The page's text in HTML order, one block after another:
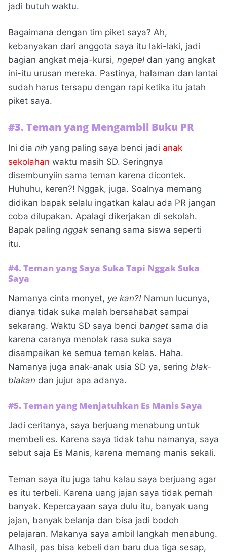
jadi butuh waktu.
Bagaimana dengan tim piket saya? Ah,
kebanyakan dari anggota saya itu laki-laki, jadi
bagian angkat meja-kursi, ngepel dan yang angkat
ini-itu urusan mereka. Pastinya, halaman dan lantai
sudah harus tersapu dengan rapi ketika itu jatah
piket saya.
#3. Teman yang Mengambil Buku PR
Ini dia nih yang paling saya benci jadi anak
sekolahan waktu masih SD. Seringnya
disembunyiin sama teman karena dicontek.
Huhuhu, keren?! Nggak, juga. Soalnya memang
didikan bapak selalu ingatkan kalau ada PR jangan
coba dilupakan. Apalagi dikerjakan di sekolah.
Bapak paling nggak senang sama siswa seperti
itu.
#4. Teman yang Saya Suka Tapi Nggak Suka
Saya
Namanya cinta monyet, ye kan?! Namun lucunya,
dianya tidak suka malah bersahabat sampai
sekarang. Waktu SD saya benci banget sama dia
karena caranya menolak rasa suka saya
disampaikan ke semua teman kelas. Haha.
Namanya juga anak-anak usia SD ya, sering blak-
blakan dan jujur apa adanya.
#5. Teman yang Menjatuhkan Es Manis Saya
Jadi ceritanya, saya berjuang menabung untuk
membeli es. Karena saya tidak tahu namanya, saya
sebut saja Es Manis, karena memang manis sekali.
Teman saya itu juga tahu kalau saya berjuang agar
es itu terbeli. Karena uang jajan saya tidak pernah
banyak. Kepercayaan saya dulu itu, banyak uang
jajan, banyak belanja dan bisa jadi bodoh
pelajaran. Makanya saya ambil langkah menabung.
Alhasil, pas bisa kebeli dan baru dua tiga sesap,